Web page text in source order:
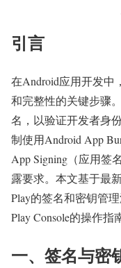
引言
在Android应用开发中
和完整性的关键步骤
名，以验证开发者身
制使用Android App
App Signing（应用签
露要求。本文基于最
Play的签名和密钥管
Play Console的操作指
一、签名与密